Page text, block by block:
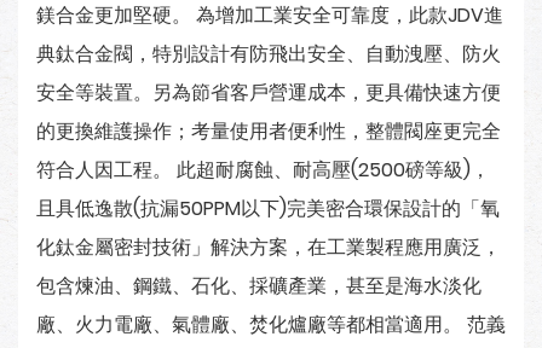
鎂合金更加堅硬。 為增加工業安全可靠度，此款JDV進
典鈦合金閥，特別設計有防飛出安全、自動洩壓、防火
安全等裝置。另為節省客戶營運成本，更具備快速方便
的更換維護操作；考量使用者便利性，整體閥座更完全
符合人因工程。 此超耐腐蝕、耐高壓(2500磅等級)，
且具低逸散(抗漏50PPM以下)完美密合環保設計的「氧
化鈦金屬密封技術」解決方案，在工業製程應用廣泛，
包含煉油、鋼鐵、石化、採礦產業，甚至是海水淡化
廠、火力電廠、氣體廠、焚化爐廠等都相當適用。 范義